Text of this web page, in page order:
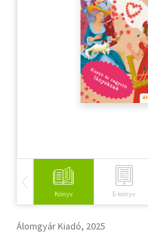
Szótár, nyelvkönyv
Tankönyv, segédkönyv
Társadalomtudomány
Könyv E-könyv
Álomgyár Kiadó, 2025